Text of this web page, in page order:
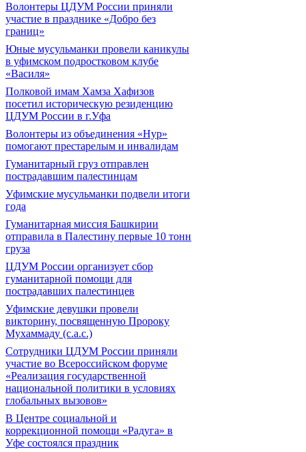
Волонтеры ЦДУМ России приняли
участие в празднике «Добро без
границ»
Юные мусульманки провели каникулы
в уфимском подростковом клубе
«Василя»
Полковой имам Хамза Хафизов
посетил историческую резиденцию
ЦДУМ России в г.Уфа
Волонтеры из объединения «Нур»
помогают престарелым и инвалидам
Гуманитарный груз отправлен
пострадавшим палестинцам
Уфимские мусульманки подвели итоги
года
Гуманитарная миссия Башкирии
отправила в Палестину первые 10 тонн
груза
ЦДУМ России организует сбор
гуманитарной помощи для
пострадавших палестинцев
Уфимские девушки провели
викторину, посвященную Пророку
Мухаммаду (с.а.с.)
Сотрудники ЦДУМ России приняли
участие во Всероссийском форуме
«Реализация государственной
национальной политики в условиях
глобальных вызовов»
В Центре социальной и
коррекционной помощи «Радуга» в
Уфе состоялся праздник